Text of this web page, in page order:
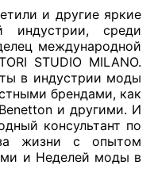
и другие яркие
среди
международной
STUDIO MILANO.
в индустрии моды
брендами, как
и другими. И
консультант по
жизни с опытом
и Неделей моды в